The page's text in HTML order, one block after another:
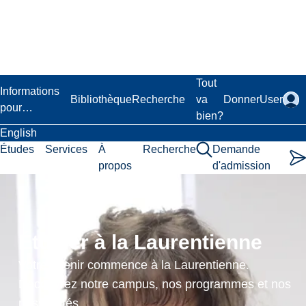
Informations
pour…
BibliothèqueRecherche
Tout
va
bien?
DonnerUser
English
Études
Services
À
propos
Recherche
Demande
d'admission
Étudier à la Laurentienne
Votre avenir commence à la Laurentienne.
Découvrez notre campus, nos programmes et nos
possibilités.